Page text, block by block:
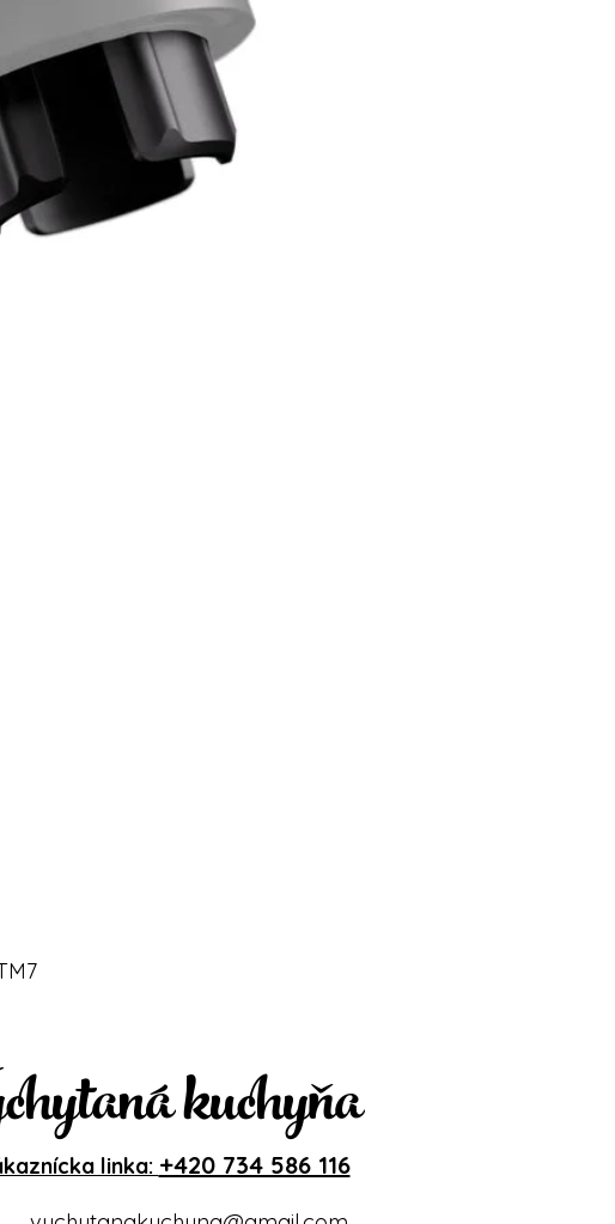
kuchyňa
linka: +420 734 586 116